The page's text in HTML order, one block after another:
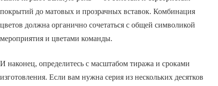
покрытий до матовых и прозрачных вставок. Комбинация
цветов должна органично сочетаться с общей символикой
мероприятия и цветами команды.
И наконец, определитесь с масштабом тиража и сроками
изготовления. Если вам нужна серия из нескольких десятков